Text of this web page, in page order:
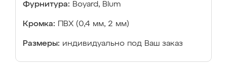
Фурнитура: Boyard, Blum
Кромка: ПВХ (0,4 мм, 2 мм)
Размеры: индивидуально под Ваш заказ